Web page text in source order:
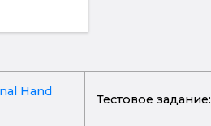
Hand
Тестовое задание: